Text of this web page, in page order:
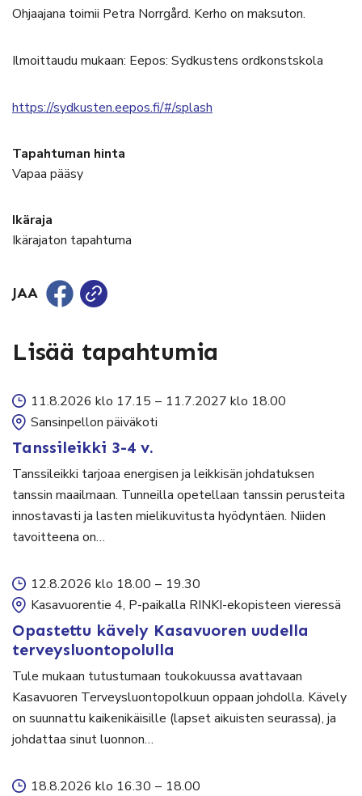
Ohjaajana toimii Petra Norrgård. Kerho on maksuton.
Ilmoittaudu mukaan: Eepos: Sydkustens ordkonstskola
https://sydkusten.eepos.fi/#/splash
Tapahtuman hinta
Vapaa pääsy
Ikäraja
Ikärajaton tapahtuma
JAA
Lisää tapahtumia
11.8.2026 klo 17.15 – 11.7.2027 klo 18.00
Sansinpellon päiväkoti
Tanssileikki 3-4 v.
Tanssileikki tarjoaa energisen ja leikkisän johdatuksen
tanssin maailmaan. Tunneilla opetellaan tanssin perusteita
innostavasti ja lasten mielikuvitusta hyödyntäen. Niiden
tavoitteena on…
12.8.2026 klo 18.00 – 19.30
Kasavuorentie 4, P-paikalla RINKI-ekopisteen vieressä
Opastettu kävely Kasavuoren uudella
terveysluontopolulla
Tule mukaan tutustumaan toukokuussa avattavaan
Kasavuoren Terveysluontopolkuun oppaan johdolla. Kävely
on suunnattu kaikenikäisille (lapset aikuisten seurassa), ja
johdattaa sinut luonnon…
18.8.2026 klo 16.30 – 18.00